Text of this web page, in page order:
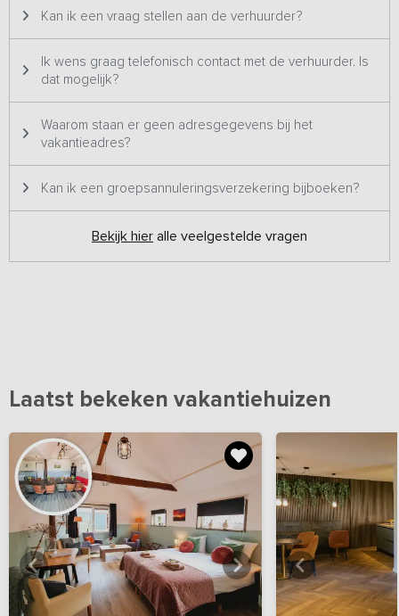
Kan ik een vraag stellen aan de verhuurder?
Ik wens graag telefonisch contact met de verhuurder. Is
dat mogelijk?
Waarom staan er geen adresgegevens bij het
vakantieadres?
Kan ik een groepsannuleringsverzekering bijboeken?
Bekijk hier alle veelgestelde vragen
Laatst bekeken vakantiehuizen
Bekijkhieralle foto's Bekijk